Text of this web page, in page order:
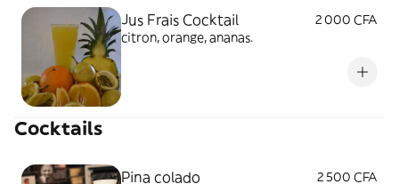
Jus Frais Cocktail
2 000 CFA
citron, orange, ananas.
Cocktails
Pina colado
2 500 CFA